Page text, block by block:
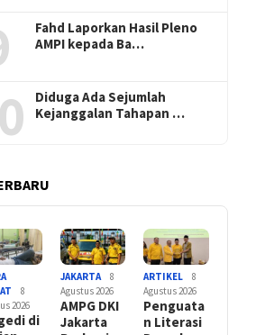
Fahd Laporkan Hasil Pleno
AMPI kepada Ba…
Diduga Ada Sejumlah
Kejanggalan Tahapan …
8
2026
di
JAKARTA
8
Agustus 2026
AMPG DKI
Jakarta
ARTIKEL
8
Agustus 2026
Penguata
n Literasi